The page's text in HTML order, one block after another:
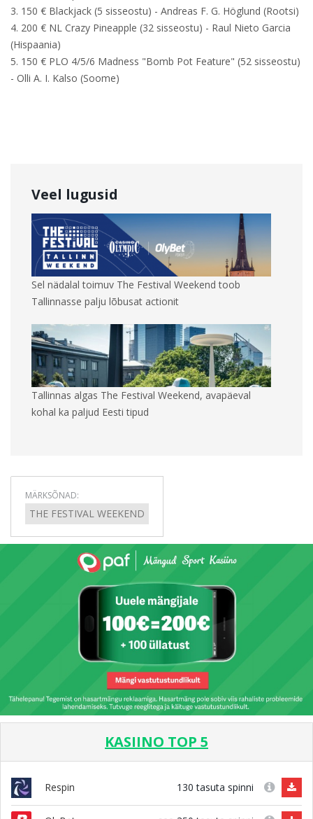
3. 150 € Blackjack (5 sisseostu) - Andreas F. G. Höglund (Rootsi)
4. 200 € NL Crazy Pineapple (32 sisseostu) - Raul Nieto Garcia
(Hispaania)
5. 150 € PLO 4/5/6 Madness "Bomb Pot Feature" (52 sisseostu)
- Olli A. I. Kalso (Soome)
Veel lugusid
Sel nädalal toimuv The Festival Weekend toob
Tallinnasse palju lõbusat actionit
Tallinnas algas The Festival Weekend, avapäeval
kohal ka paljud Eesti tipud
MÄRKSÕNAD:
THE FESTIVAL WEEKEND
KASIINO TOP 5
Respin 130 tasuta spinni